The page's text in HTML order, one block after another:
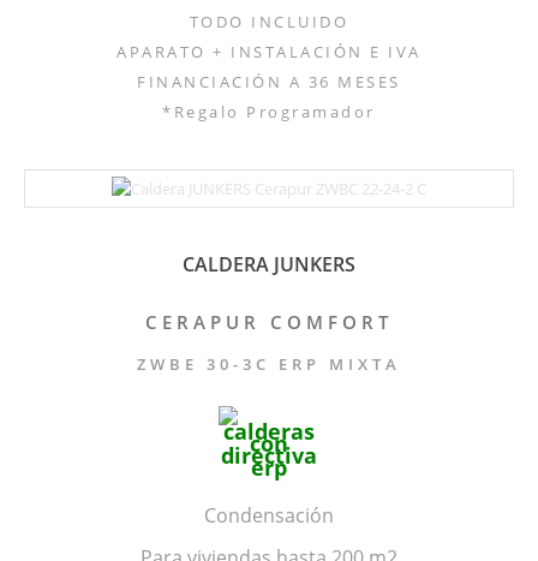
TODO INCLUIDO
APARATO + INSTALACIÓN E IVA
FINANCIACIÓN A 36 MESES
*Regalo Programador
CALDERA JUNKERS
CERAPUR COMFORT
ZWBE 30-3C ERP MIXTA
Condensación